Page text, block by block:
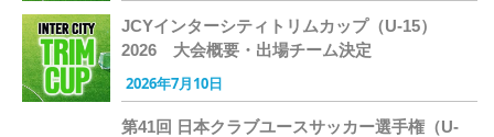
JCYインターシティトリムカップ（U-15）
2026 大会概要・出場チーム決定
2026年7月10日
第41回 日本クラブユースサッカー選手権（U-